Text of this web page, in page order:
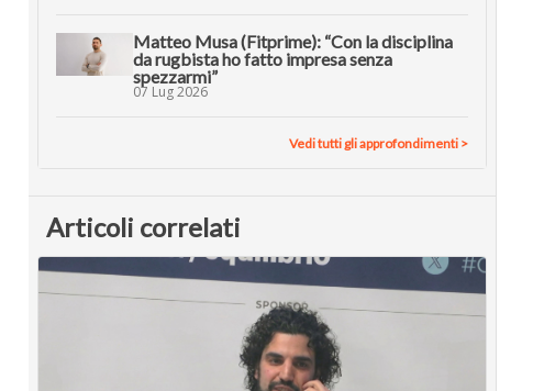
Matteo Musa (Fitprime): “Con la disciplina
da rugbista ho fatto impresa senza
spezzarmi”
07 Lug 2026
Vedi tutti gli approfondimenti >
Articoli correlati